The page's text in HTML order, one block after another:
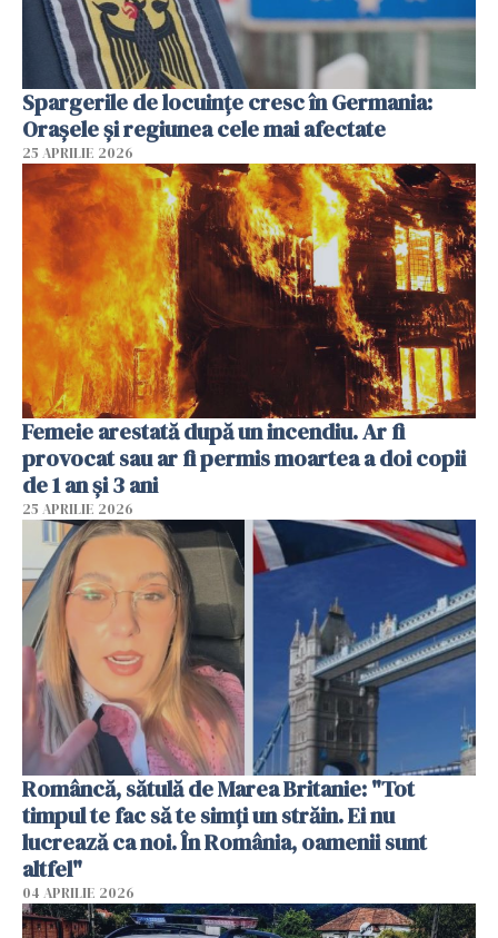
Spargerile de locuințe cresc în Germania:
Orașele și regiunea cele mai afectate
25 APRILIE 2026
Femeie arestată după un incendiu. Ar fi
provocat sau ar fi permis moartea a doi copii
de 1 an și 3 ani
25 APRILIE 2026
Româncă, sătulă de Marea Britanie: "Tot
timpul te fac să te simți un străin. Ei nu
lucrează ca noi. În România, oamenii sunt
altfel"
04 APRILIE 2026